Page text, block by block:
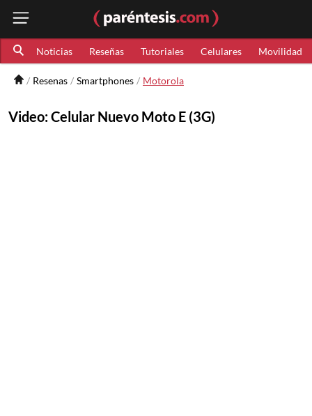
Noticias Reseñas Tutoriales Celulares Movilidad
Resenas Smartphones Motorola
Video: Celular Nuevo Moto E (3G)